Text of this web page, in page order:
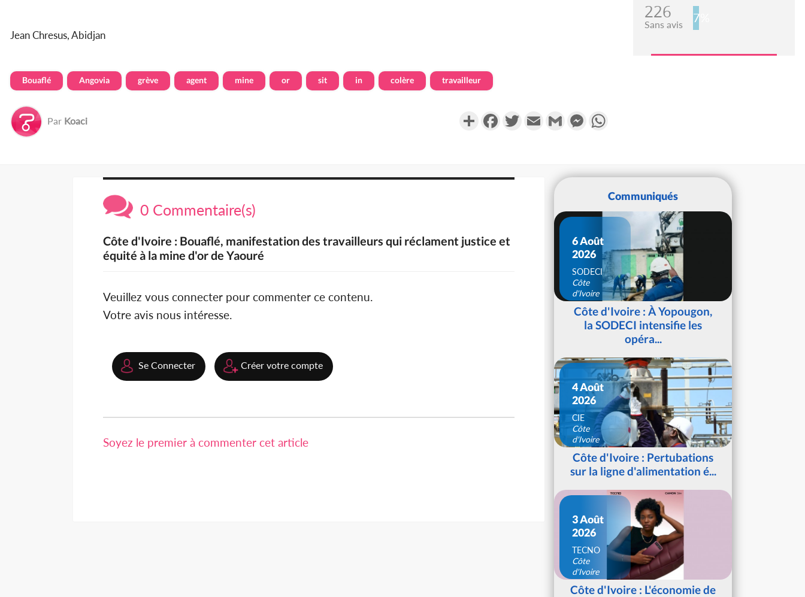
Jean Chresus, Abidjan
Bouaflé Angovia grève agent mine or sit in colère travailleur
Par Koaci PartagerFacebookTwitterEmail Gmail Messenger
226
Sans avis 7%
0 Commentaire(s)
Côte d'Ivoire : Bouaflé, manifestation des travailleurs qui réclament justice et
équité à la mine d'or de Yaouré
Veuillez vous connecter pour commenter ce contenu.
Votre avis nous intéresse.
Se Connecter Créer votre compte
Soyez le premier à commenter cet article
Communiqués
6 Août
2026
SODECI
Côte
d'Ivoire
Côte d'Ivoire : À Yopougon,
la SODECI intensifie les
opéra...
4 Août
2026
CIE
Côte
d'Ivoire
Côte d'Ivoire : Pertubations
sur la ligne d'alimentation é...
3 Août
2026
TECNO
Côte
d'Ivoire
Côte d'Ivoire : L'économie de